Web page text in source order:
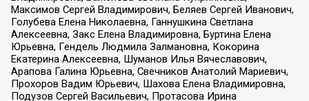
Максимов Сергей Владимирович, Беляев Сергей Иванович,
Голубева Елена Николаевна, Ганнушкина Светлана
Алексеевна, Закс Елена Владимировна, Буртина Елена
Юрьевна, Гендель Людмила Залмановна, Кокорина
Екатерина Алексеевна, Шуманов Илья Вячеславович,
Арапова Галина Юрьевна, Свечников Анатолий Мариевич,
Прохоров Вадим Юрьевич, Шахова Елена Владимировна,
Подузов Сергей Васильевич, Протасова Ирина